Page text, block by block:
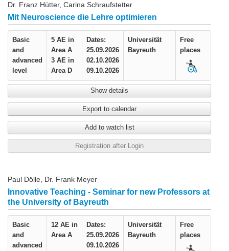
Dr. Franz Hütter, Carina Schraufstetter
Mit Neuroscience die Lehre optimieren
Basic
and
advanced
level
5 AE in
Area A
3 AE in
Area D
Dates:
25.09.2026
02.10.2026
09.10.2026
Universität
Bayreuth
Free
places
Show details
Export to calendar
Add to watch list
Registration after Login
Paul Dölle, Dr. Frank Meyer
Innovative Teaching - Seminar for new Professors at
the University of Bayreuth
Basic
and
advanced
12 AE in
Area A
Dates:
25.09.2026
09.10.2026
Universität
Bayreuth
Free
places